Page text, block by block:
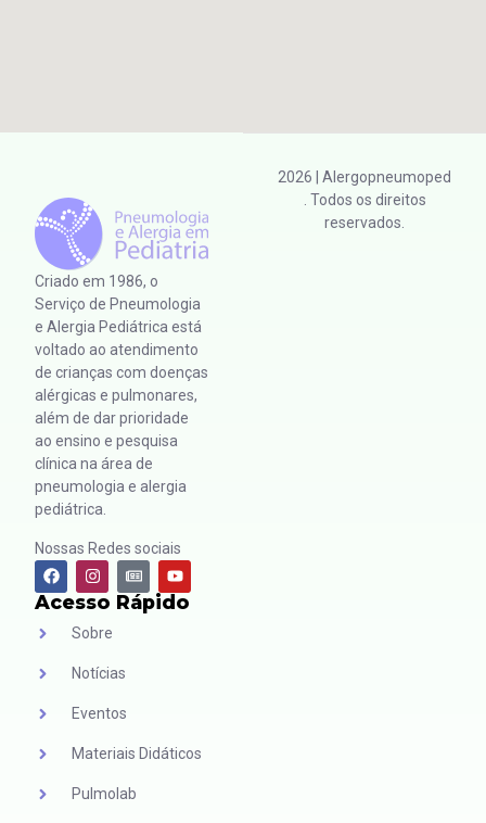
Criado em 1986, o
Serviço de Pneumologia
e Alergia Pediátrica está
voltado ao atendimento
de crianças com doenças
alérgicas e pulmonares,
além de dar prioridade
ao ensino e pesquisa
clínica na área de
pneumologia e alergia
pediátrica.
Nossas Redes sociais
Acesso Rápido
Sobre
Notícias
Eventos
Materiais Didáticos
Pulmolab
2026 | Alergopneumoped
. Todos os direitos
reservados.